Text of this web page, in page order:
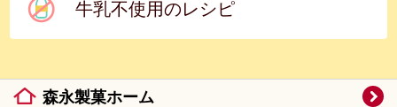
牛乳不使用のレシピ
森永製菓ホーム